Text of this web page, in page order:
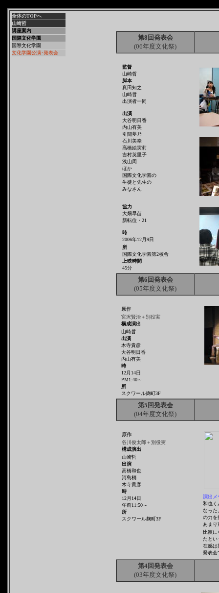
全体のTOPへ
山崎哲
講座案内
国際文化学園
国際文化学園
文化学園公演･発表会
第8回発表会
(06年度文化祭)
監督
山崎哲
脚本
真田知之
山崎哲
出演者一同
出演
大谷明日香
内山有美
引間夢乃
石川美幸
高橋絵実莉
吉村英里子
浅山周
ほか
国際文化学園の
生徒と先生の
みなさん
協力
大畑早苗
新転位・21
時
2006年12月9日
所
国際文化学園第2校舎
上映時間
45分
第6回発表会
(05年度文化祭)
原作
宮沢賢治＋別役実
構成演出
山崎哲
出演
木寺貴彦
大谷明日香
内山有美
時
12月14日
PM1:40～
所
スクワール麹町3F
第5回発表会
(04年度文化祭)
原作
谷川俊太郎＋別役実
構成演出
山崎哲
出演
高橋和也
河島梢
木寺貴彦
時
12月14日
午前11:50～
所
スクワール麹町3F
演出メ
和也く
なった
の力を
あまり
比較に
たとい
在感は
発表会
第4回発表会
(03年度文化祭)